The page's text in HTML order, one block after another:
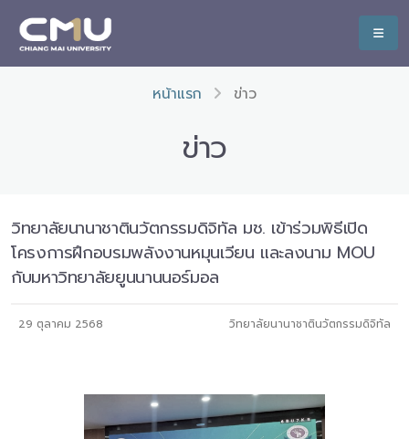
หน้าแรก ข่าว
ข่าว
วิทยาลัยนานาชาตินวัตกรรมดิจิทัล มช. เข้าร่วมพิธีเปิด
โครงการฝึกอบรมพลังงานหมุนเวียน และลงนาม MOU
กับมหาวิทยาลัยยูนนานนอร์มอล
29 ตุลาคม 2568 วิทยาลัยนานาชาตินวัตกรรมดิจิทัล